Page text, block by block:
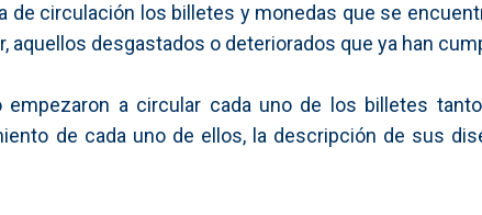
de circulación los billetes y monedas que se
aquellos desgastados o deteriorados que ya han
a circular cada uno de los billetes
de cada uno de ellos, la descripción de sus